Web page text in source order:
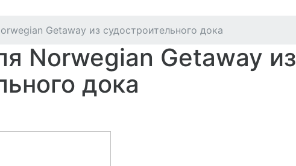
Getaway из судостроительного дока
Norwegian Getaway из
дока